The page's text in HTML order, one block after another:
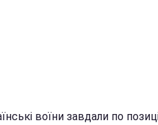
воїни завдали по